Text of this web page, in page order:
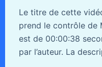
Le titre de cette
prend le contrôle de
est de 00:00:38
par l’auteur. La